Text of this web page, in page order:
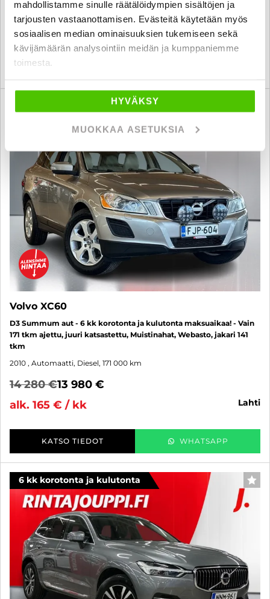
mahdollistamme sinulle räätälöidympien sisältöjen ja
tarjousten vastaanottamisen. Evästeitä käytetään myös
sosiaalisen median ominaisuuksien tukemiseen sekä
kävijämäärän analysointiin meidän ja kumppaniemme
toimesta.
HYVÄKSY
MUOKKAA ASETUKSIA
15 700 €
alk. 182 € / kk
porvoo
KATSO TIEDOT
6 kk korotonta ja kulutonta
Volvo XC60
D3 Summum aut - 6 kk korotonta ja kulutonta maksuaikaa! - Vain
171 tkm ajettu, juuri katsastettu, Muistinahat, Webasto, jakari 141
tkm
2010 , Automaatti, Diesel, 171 000 km
14 280 €13 980 €
alk. 165 € / kk
lahti
KATSO TIEDOT WHATSAPP
6 kk korotonta ja kulutonta